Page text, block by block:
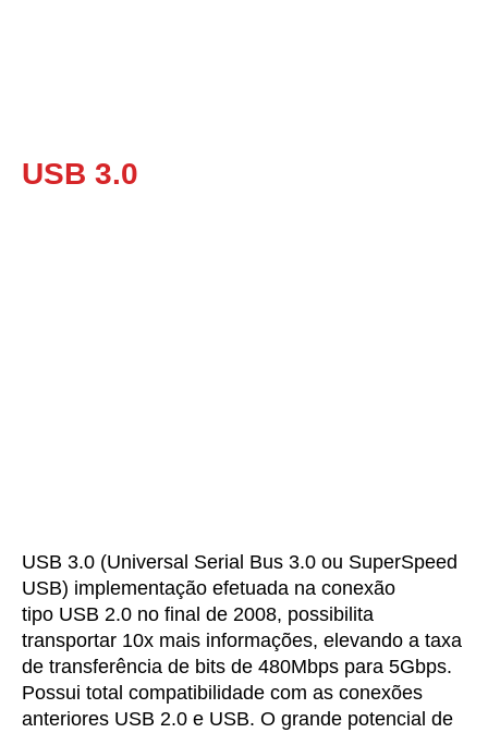
USB 3.0
USB 3.0 (Universal Serial Bus 3.0 ou SuperSpeed
USB) implementação efetuada na conexão
tipo USB 2.0 no final de 2008, possibilita
transportar 10x mais informações, elevando a taxa
de transferência de bits de 480Mbps para 5Gbps.
Possui total compatibilidade com as conexões
anteriores USB 2.0 e USB. O grande potencial de